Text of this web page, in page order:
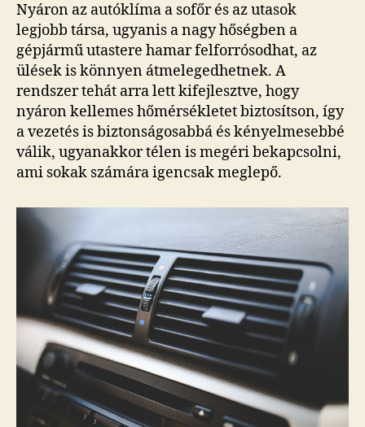
Nyáron az autóklíma a sofőr és az utasok
legjobb társa, ugyanis a nagy hőségben a
gépjármű utastere hamar felforrósodhat, az
ülések is könnyen átmelegedhetnek. A
rendszer tehát arra lett kifejlesztve, hogy
nyáron kellemes hőmérsékletet biztosítson, így
a vezetés is biztonságosabbá és kényelmesebbé
válik, ugyanakkor télen is megéri bekapcsolni,
ami sokak számára igencsak meglepő.